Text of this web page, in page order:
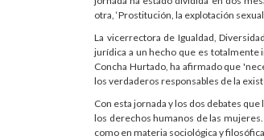
otra, ‘Prostitución, la explotación
La vicerrectora de Igualdad,
jurídica a un hecho que es totalmente
Concha Hurtado, ha afirmado que
los verdaderos responsables de la
Con esta jornada y los dos debates
los derechos humanos de las
como en materia sociológica y